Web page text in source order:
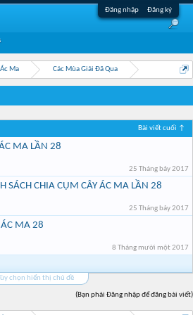
Đăng nhập Đăng ký
Ma Các Mùa Giải Đã Qua
Bài viết cuối ↑
MA LẦN 28
25 Tháng bảy 2017
SÁCH CHIA CỤM CÂY ÁC MA LẦN 28
25 Tháng bảy 2017
ÁC MA 28
8 Tháng mười một 2017
chọn hiển thị chủ đề
(Bạn phải Đăng nhập để đăng bài viết)